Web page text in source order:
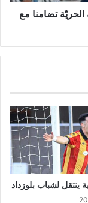
تضامنا مع
ينتقل لشباب بلوزداد